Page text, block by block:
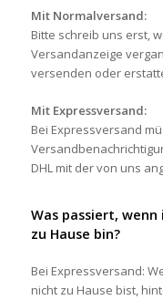
Mit Normalversand:
Bitte schreib uns erst,
Versandanzeige
versenden oder
Mit Expressversand:
Bei Expressversand
DHL mit der von uns
Was passiert,
zu Hause bin?
Bei Expressversand:
nicht zu Hause bist,